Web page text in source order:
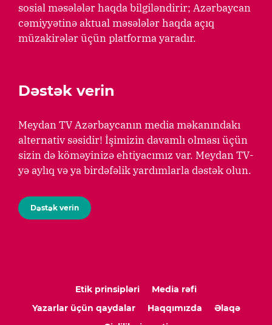
sosial məsələlər haqda bilgiləndirir; Azərbaycan
cəmiyyətinə aktual məsələlər haqda açıq
müzakirələr üçün platforma yaradır.
Dəstək verin
Meydan TV Azərbaycanın media məkanındakı
alternativ səsidir! İşimizin davamlı olması üçün
sizin də köməyinizə ehtiyacımız var. Meydan TV-
yə aylıq və ya birdəfəlik yardımlarla dəstək olun.
Dəstək verin
Etik prinsipləri
Media rəfi
Yazarlar üçün qaydalar
Haqqımızda
Əlaqə